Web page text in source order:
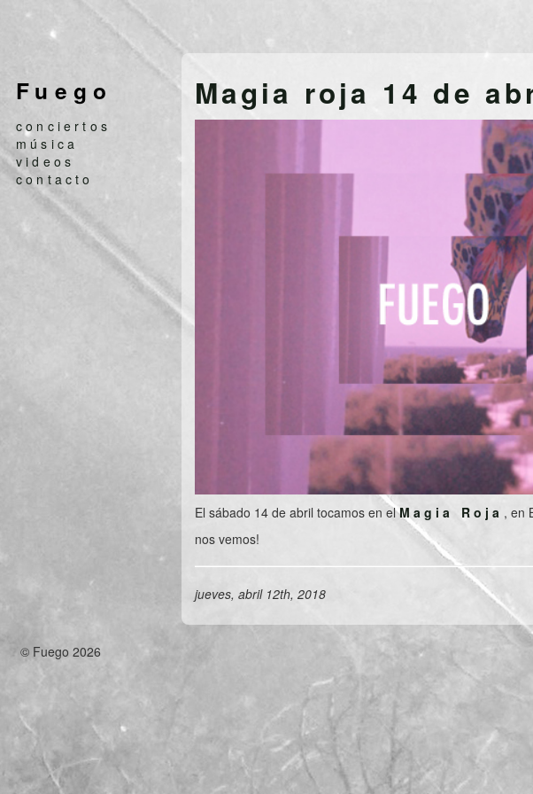
Fuego
conciertos
música
videos
contacto
Magia roja 14 de
El sábado 14 de abril tocamos en elMagia Roja , en
nos vemos!
jueves, abril 12th, 2018
© Fuego 2026